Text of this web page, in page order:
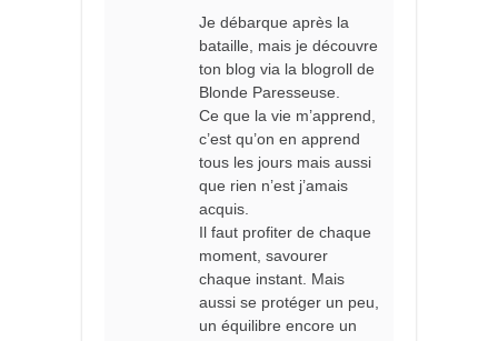
Je débarque après la
bataille, mais je découvre
ton blog via la blogroll de
Blonde Paresseuse.
Ce que la vie m’apprend,
c’est qu’on en apprend
tous les jours mais aussi
que rien n’est j’amais
acquis.
Il faut profiter de chaque
moment, savourer
chaque instant. Mais
aussi se protéger un peu,
un équilibre encore un